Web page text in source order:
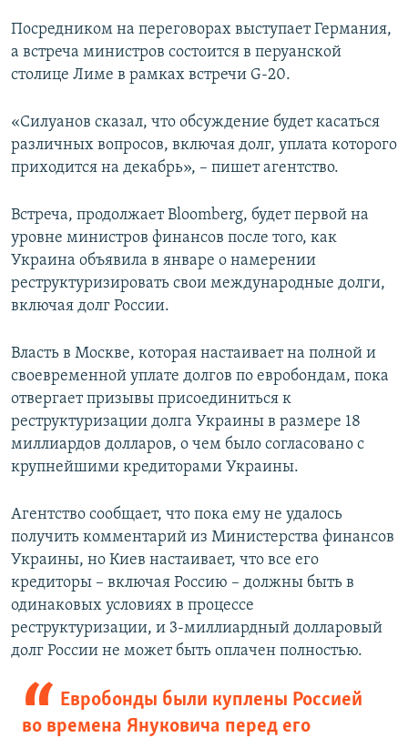
Посредником на переговорах выступает Германия,
а встреча министров состоится в перуанской
столице Лиме в рамках встречи G-20.
«Силуанов сказал, что обсуждение будет касаться
различных вопросов, включая долг, уплата которого
приходится на декабрь», – пишет агентство.
Встреча, продолжает Bloomberg, будет первой на
уровне министров финансов после того, как
Украина объявила в январе о намерении
реструктуризировать свои международные долги,
включая долг России.
Власть в Москве, которая настаивает на полной и
своевременной уплате долгов по евробондам, пока
отвергает призывы присоединиться к
реструктуризации долга Украины в размере 18
миллиардов долларов, о чем было согласовано с
крупнейшими кредиторами Украины.
Агентство сообщает, что пока ему не удалось
получить комментарий из Министерства финансов
Украины, но Киев настаивает, что все его
кредиторы – включая Россию – должны быть в
одинаковых условиях в процессе
реструктуризации, и 3-миллиардный долларовый
долг России не может быть оплачен полностью.
Евробонды были куплены Россией
во времена Януковича перед его